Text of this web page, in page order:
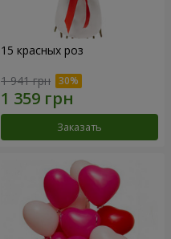
15 красных роз
1 941 грн
Заказать